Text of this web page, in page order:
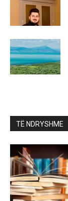
TË NDRYSHME